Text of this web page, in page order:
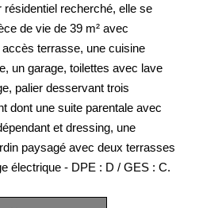
recherché, elle se
de vie de 39 m² avec
terrasse, une cuisine
un garage, toilettes avec lave
palier desservant trois
dont une suite parentale avec
et dressing, une
paysagé avec deux terrasses
électrique - DPE : D / GES : C.